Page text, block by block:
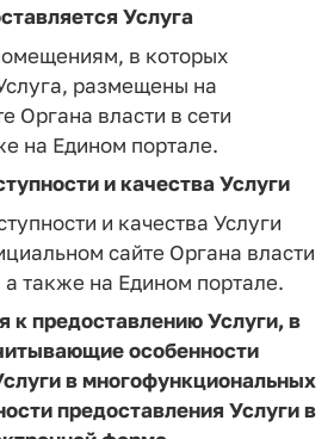
Услуга
в которых
размещены на
Органа власти в сети
на Едином портале.
и качества Услуги
и качества Услуги
сайте Органа власти
а также на Едином портале.
к предоставлению Услуги, в
особенности
в многофункциональных
предоставления Услуги в